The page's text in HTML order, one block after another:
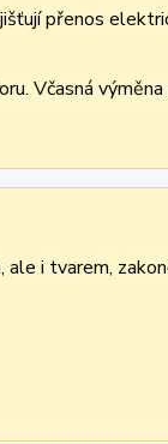
přenos
Včasná
i tvarem,